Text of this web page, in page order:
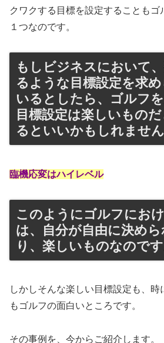
クワクする目標を設定することも
１つなのです。
もしビジネスにおいて
るような目標設定を求
いるとしたら、ゴルフ
目標設定は楽しいもの
るといいかもしれません
臨機応変はハイレベル
このようにゴルフにお
は、自分が自由に決め
り、楽しいものなのです
しかしそんな楽しい目標設定も、
もゴルフの面白いところです。
その事例を、今からご紹介します。